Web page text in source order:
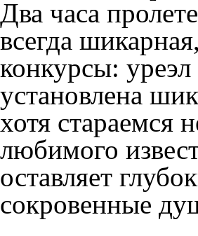
Два часа
всегда
конкурсы: уреэл
установлена
хотя стараемся
любимого
оставляет
сокровенные